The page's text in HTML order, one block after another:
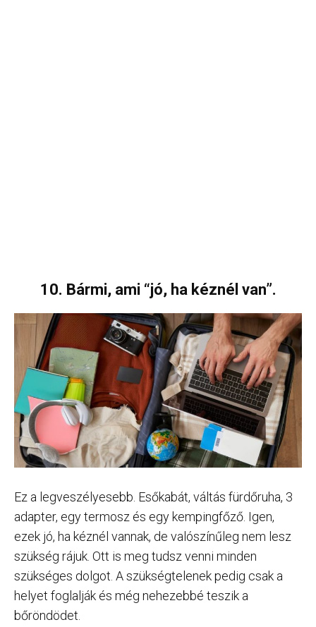
10. Bármi, ami “jó, ha kéznél van”.
Ez a legveszélyesebb. Esőkabát, váltás fürdőruha, 3
adapter, egy termosz és egy kempingfőző. Igen,
ezek jó, ha kéznél vannak, de valószínűleg nem lesz
szükség rájuk. Ott is meg tudsz venni minden
szükséges dolgot. A szükségtelenek pedig csak a
helyet foglalják és még nehezebbé teszik a
bőröndödet.